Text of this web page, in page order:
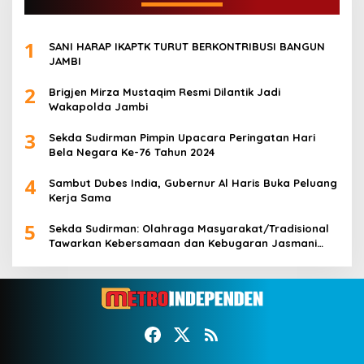
1
SANI HARAP IKAPTK TURUT BERKONTRIBUSI BANGUN
JAMBI
2
Brigjen Mirza Mustaqim Resmi Dilantik Jadi
Wakapolda Jambi
3
Sekda Sudirman Pimpin Upacara Peringatan Hari
Bela Negara Ke-76 Tahun 2024
4
Sambut Dubes India, Gubernur Al Haris Buka Peluang
Kerja Sama
5
Sekda Sudirman: Olahraga Masyarakat/Tradisional
Tawarkan Kebersamaan dan Kebugaran Jasmani